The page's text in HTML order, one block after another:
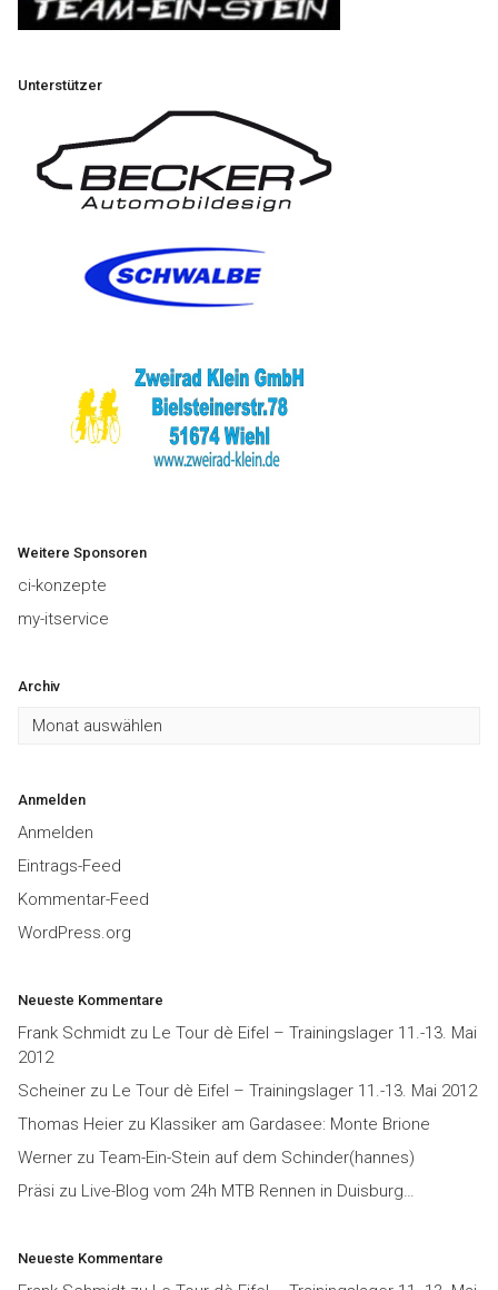
Unterstützer
Weitere Sponsoren
ci-konzepte
my-itservice
Archiv
Archiv
Anmelden
Anmelden
Eintrags-Feed
Kommentar-Feed
WordPress.org
Neueste Kommentare
Frank Schmidt zu Le Tour dè Eifel – Trainingslager 11.-13. Mai
2012
Scheiner zu Le Tour dè Eifel – Trainingslager 11.-13. Mai 2012
Thomas Heier zu Klassiker am Gardasee: Monte Brione
Werner zu Team-Ein-Stein auf dem Schinder(hannes)
Präsi zu Live-Blog vom 24h MTB Rennen in Duisburg…
Neueste Kommentare